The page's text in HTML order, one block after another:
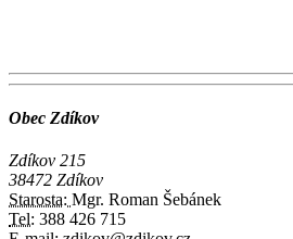
Obec Zdíkov
Zdíkov 215
38472 Zdíkov
Starosta: Mgr. Roman Šebánek
Tel: 388 426 715